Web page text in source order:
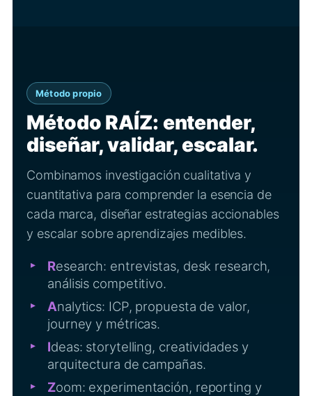
Método propio
Método RAÍZ: entender,
diseñar, validar, escalar.
Combinamos investigación cualitativa y
cuantitativa para comprender la esencia de
cada marca, diseñar estrategias accionables
y escalar sobre aprendizajes medibles.
Research: entrevistas, desk research,
análisis competitivo.
Analytics: ICP, propuesta de valor,
journey y métricas.
Ideas: storytelling, creatividades y
arquitectura de campañas.
Zoom: experimentación, reporting y